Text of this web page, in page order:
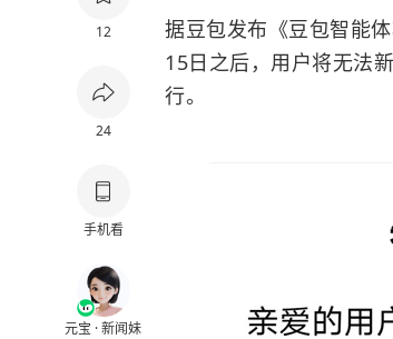
12
24
手机看
元宝 · 新闻妹
据豆包发布《豆包智能
15日之后，用户将无法
行。